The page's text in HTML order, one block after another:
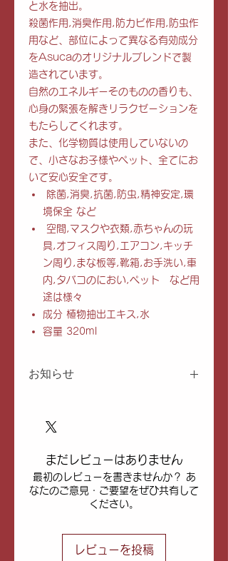
と水を抽出。
殺菌作用,消臭作用,防カビ作用,防虫作
用など、部位によって異なる有効成分
をAsucaのオリジナルブレンドで製
造されています。
自然のエネルギーそのものの香りも、
心身の緊張を解きリラクゼーションを
もたらしてくれます。
また、化学物質は使用していないの
で、小さなお子様やペット、全てにお
いて安心安全です。
除菌,消臭,抗菌,防虫,精神安定,環
境保全 など
空間,マスクや衣類,赤ちゃんの玩
具,オフィス周り,エアコン,キッチ
ン周り,まな板等,靴箱,お手洗い,車
内,タバコのにおい,ペット など用
途は様々
成分 植物抽出エキス,水
容量 320ml
お知らせ
用梱包材・簡易包装での発送にな
沖縄および離島エリアへの発送
は、配送手数料の追加をさせてい
ただきます。全国一律配送料＋配
送手数料：1梱包あたり1,000円
デザイン変更がよくあります。掲
載されているパッケージと届く商
まだレビューはありません
最初のレビューを書きませんか？ あ
なたのご意見・ご要望をぜひ共有して
ください。
レビューを投稿